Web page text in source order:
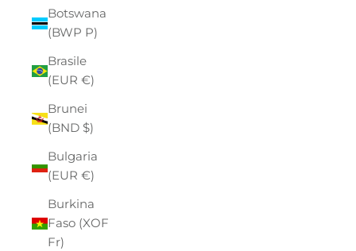
Botswana
(BWP P)
Brasile
(EUR €)
Brunei
(BND $)
Bulgaria
(EUR €)
Burkina
Faso (XOF
Fr)